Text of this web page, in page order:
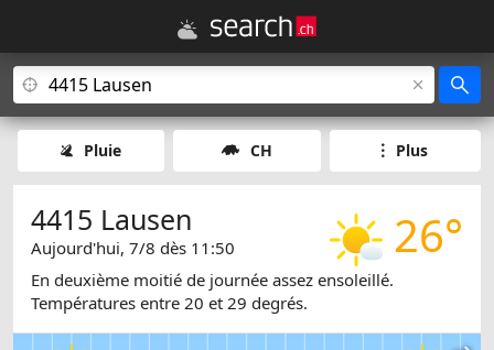
Pluie CH Plus
26°
4415 Lausen
Aujourd'hui, 7/8 dès 11:50
En deuxième moitié de journée assez ensoleillé.
Températures entre 20 et 29 degrés.